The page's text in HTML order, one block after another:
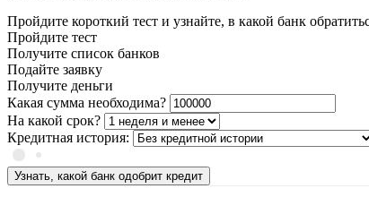
Пройдите короткий тест и узнайте, в какой банк
Пройдите тест
Получите список банков
Подайте заявку
Получите деньги
Какая сумма необходима?
На какой срок?
Кредитная история:
Узнать, какой банк одобрит кредит